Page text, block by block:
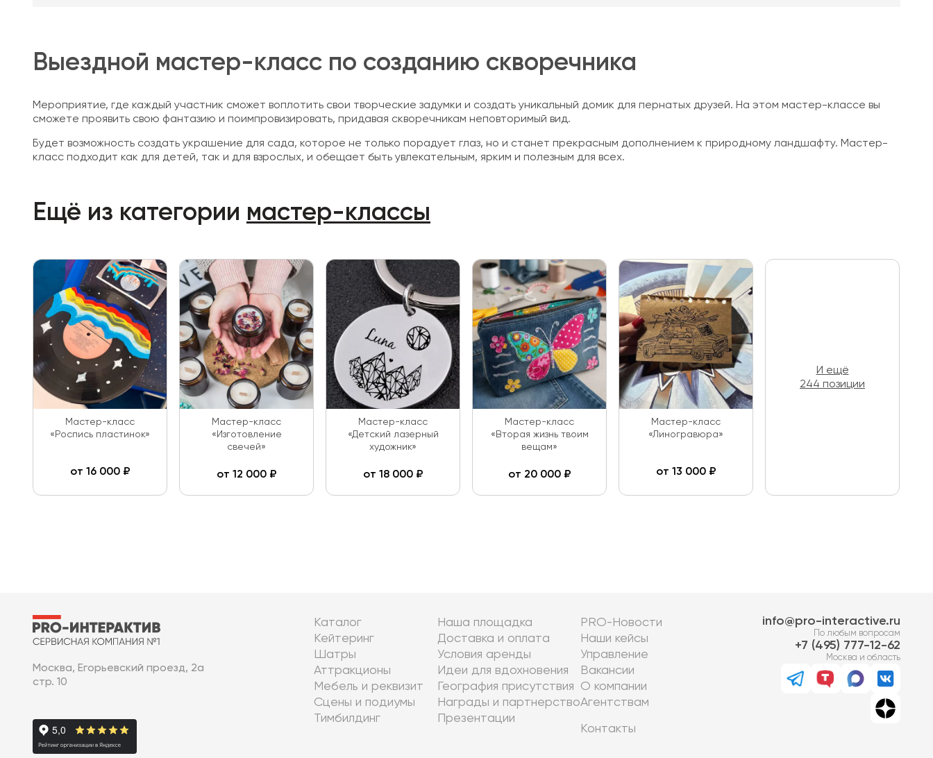
Выездной мастер-класс по созданию скворечника
Мероприятие, где каждый участник сможет воплотить свои творческие задумки и создать уникальный домик для пернатых друзей. На этом мастер-классе вы
сможете проявить свою фантазию и поимпровизировать, придавая скворечникам неповторимый вид.
Будет возможность создать украшение для сада, которое не только порадует глаз, но и станет прекрасным дополнением к природному ландшафту. Мастер-
класс подходит как для детей, так и для взрослых, и обещает быть увлекательным, ярким и полезным для всех.
Ещё из категории мастер-классы
Мастер-класс
«Роспись пластинок»
от 16 000₽
Мастер-класс
«Изготовление
свечей»
от 12 000₽
Мастер-класс
«Детский лазерный
художник»
от 18 000₽
Мастер-класс
«Вторая жизнь твоим
вещам»
от 20 000₽
Мастер-класс
«Линогравюра»
от 13 000₽
И ещё
244 позиции
Москва, Егорьевский проезд, 2а
стр. 10
Каталог
Кейтеринг
Шатры
Аттракционы
Мебель и реквизит
Сцены и подиумы
Тимбилдинг
Наша площадка
Доставка и оплата
Условия аренды
Идеи для вдохновения
География присутствия
Награды и партнерство
Презентации
PRO-Новости
Наши кейсы
Управление
Вакансии
О компании
Агентствам
Контакты
info@pro-interactive.ru
По любым вопросам
7 (495) 777-12-62
Москва и область